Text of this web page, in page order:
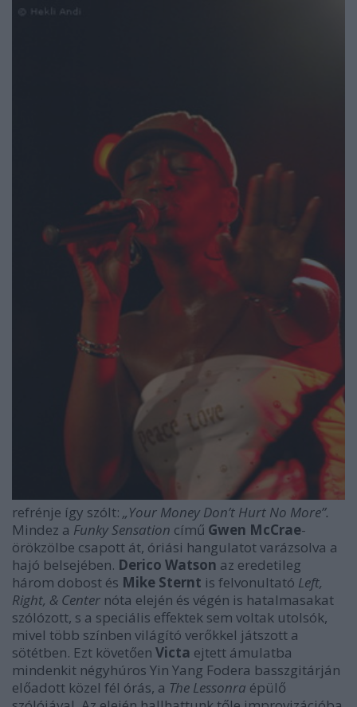
refrénje így szólt: „Your Money Don’t Hurt No More”.
Mindez a Funky Sensation című Gwen McCrae-
örökzölbe csapott át, óriási hangulatot varázsolva a
hajó belsejében. Derico Watson az eredetileg
három dobost és Mike Sternt is felvonultató Left,
Right, & Center nóta elején és végén is hatalmasakat
szólózott, s a speciális effektek sem voltak utolsók,
mivel több színben világító verőkkel játszott a
sötétben. Ezt követően Victa ejtett ámulatba
mindenkit négyhúros Yin Yang Fodera basszgitárján
előadott közel fél órás, a The Lessonra épülő